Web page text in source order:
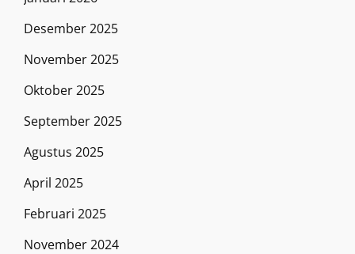
Desember 2025
November 2025
Oktober 2025
September 2025
Agustus 2025
April 2025
Februari 2025
November 2024